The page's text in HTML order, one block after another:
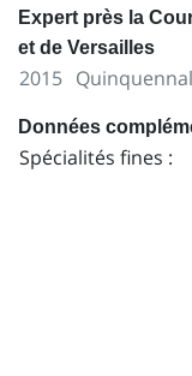
Expert près la
et de Versailles
2015 Quinquennal
Données
Spécialités fines :